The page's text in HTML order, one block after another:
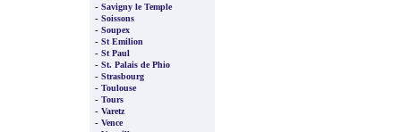
- Savigny le Temple
- Soissons
- Soupex
- St Emilion
- St Paul
- St. Palais de Phio
- Strasbourg
- Toulouse
- Tours
- Varetz
- Vence